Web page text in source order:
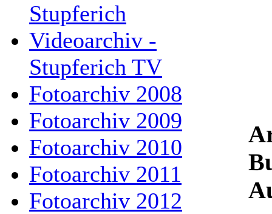
Stupferich
Videoarchiv -
Stupferich TV
Fotoarchiv 2008
Fotoarchiv 2009
Fotoarchiv 2010
Fotoarchiv 2011
Fotoarchiv 2012